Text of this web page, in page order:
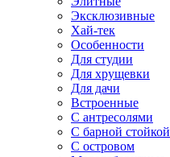
Эксклюзивные
Хай-тек
Особенности
Для студии
Для хрущевки
Для дачи
Встроенные
С антресолями
С барной стойкой
С островом